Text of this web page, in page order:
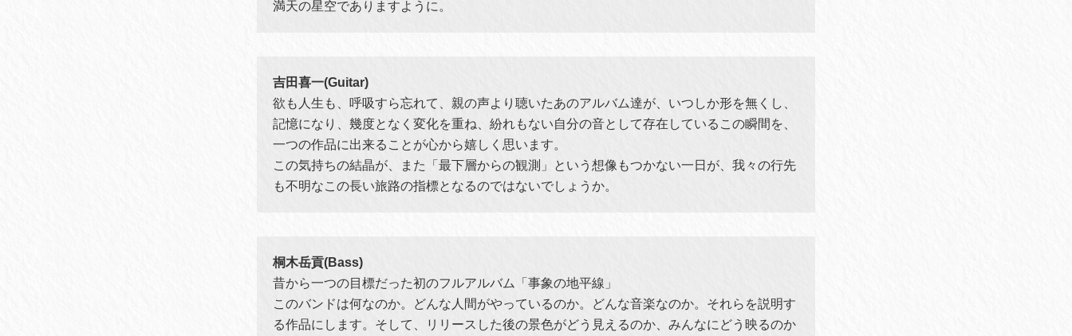
満天の星空でありますように。
吉田喜一(Guitar)
欲も人生も、呼吸すら忘れて、親の声より聴いたあのアルバム達が、いつしか形を無くし、
記憶になり、幾度となく変化を重ね、紛れもない自分の音として存在しているこの瞬間を、
一つの作品に出来ることが心から嬉しく思います。
この気持ちの結晶が、また「最下層からの観測」という想像もつかない一日が、我々の行先
も不明なこの長い旅路の指標となるのではないでしょうか。
桐木岳貢(Bass)
昔から一つの目標だった初のフルアルバム「事象の地平線」
このバンドは何なのか。どんな人間がやっているのか。どんな音楽なのか。それらを説明す
る作品にします。そして、リリースした後の景色がどう見えるのか、みんなにどう映るのか